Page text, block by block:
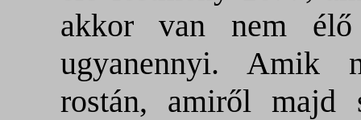
akkor van nem élő
ugyanennyi. Amik
rostán, amiről majd